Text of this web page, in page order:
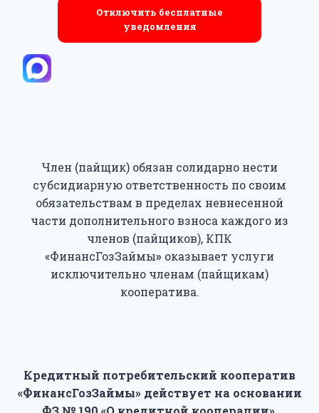
Отключить бесплатные
уведомления
Член (пайщик) обязан солидарно нести
субсидиарную ответственность по своим
обязательствам в пределах невнесенной
части дополнительного взноса каждого из
членов (пайщиков), КПК
«ФинансГозЗаймы» оказывает услуги
исключительно членам (пайщикам)
кооператива.
Кредитный потребительский кооператив
«ФинансГозЗаймы» действует на основании